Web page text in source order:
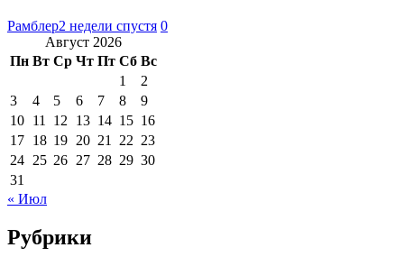
Рамблер2 недели спустя 0
Август 2026
Пн Вт Ср Чт Пт Сб Вс
1
2
3
4 5 6 7 8
9
10 11 12 13 14 15 16
17 18 19 20 21 22 23
24 25 26 27 28 29 30
31
« Июл
Рубрики